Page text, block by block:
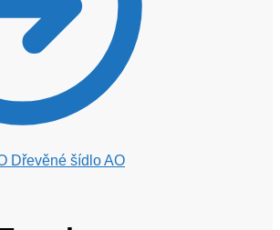
Dřevěné šídlo AO